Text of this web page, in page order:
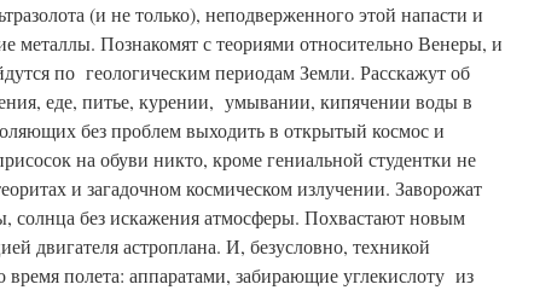
(и не только), неподверженного этой напасти и
металлы. Познакомят с теориями относительно Венеры, и
по геологическим периодам Земли. Расскажут об
еде, питье, курении, умывании, кипячении воды в
без проблем выходить в открытый космос и
на обуви никто, кроме гениальной студентки не
и загадочном космическом излучении. Заворожат
солнца без искажения атмосферы. Похвастают новым
двигателя астроплана. И, безусловно, техникой
время полета: аппаратами, забирающие углекислоту из